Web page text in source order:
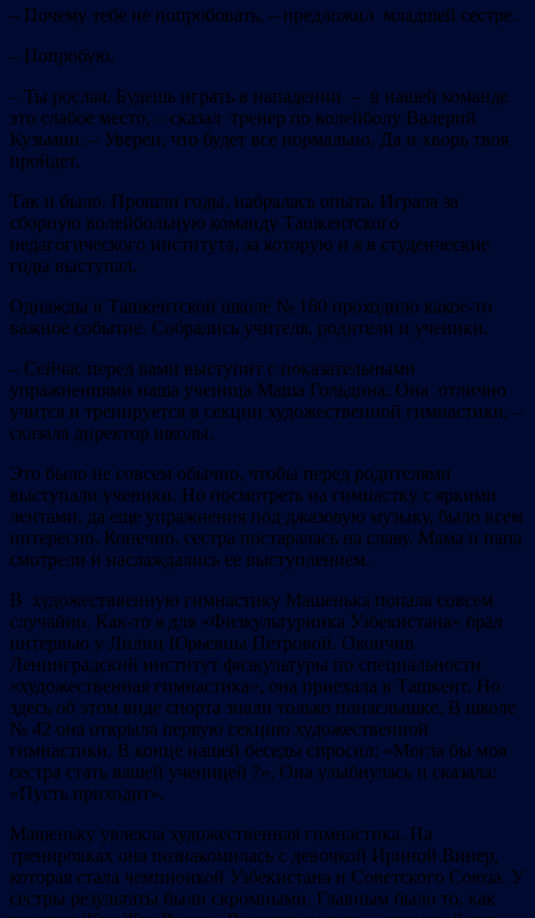
– Почему тебе не попробовать, – предложил младшей сестре.
– Попробую.
– Ты рослая. Будешь играть в нападении – в нашей команде
это слабое место, – сказал тренер по волейболу Валерий
Кузьмин. – Уверен, что будет все нормально. Да и хворь твоя
пройдет.
Так и было. Прошли годы, набралась опыта. Играла за
сборную волейбольную команду Ташкентского
педагогического института, за которую и я в студенческие
годы выступал.
Однажды в Ташкентской школе № 160 проходило какое-то
важное событие. Собрались учителя, родители и ученики.
– Сейчас перед вами выступит с показательными
упражнениями наша ученица Маша Гольдина. Она отлично
учится и тренируется в секции художественной гимнастики, –
сказала директор школы.
Это было не совсем обычно, чтобы перед родителями
выступали ученики. Но посмотреть на гимнастку с яркими
лентами, да еще упражнения под джазовую музыку, было всем
интересно. Конечно, сестра постаралась на славу. Мама и папа
смотрели и наслаждались ее выступлением.
В художестввенную гимнастику Машенька попала совсем
случайно. Как-то я для «Физкультурника Узбекистана» брал
интервью у Лилии Юрьевны Петровой. Окончив
Ленинградский институт физкультуры по специальности
«художественная гимнастика», она приехала в Ташкент. Но
здесь об этом виде спорта знали только понаслышке. В школе
№ 42 она открыла первую секцию художественной
гимнастики. В конце нашей беседы спросил: «Могла бы моя
сестра стать вашей ученицей ?». Она улыбнулась и сказала:
«Пусть приходит».
Машеньку увлекла художественная гимнастика. На
тренировках она познакомилась с девочкой Ириной Винер,
которая стала чемпионкой Узбекистана и Советского Союза. У
сестры результаты были скромными. Главным было то, как